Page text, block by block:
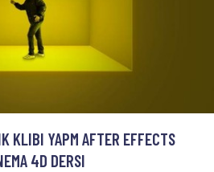
KLIBI YAPM AFTER EFFECTS
4D DERSI